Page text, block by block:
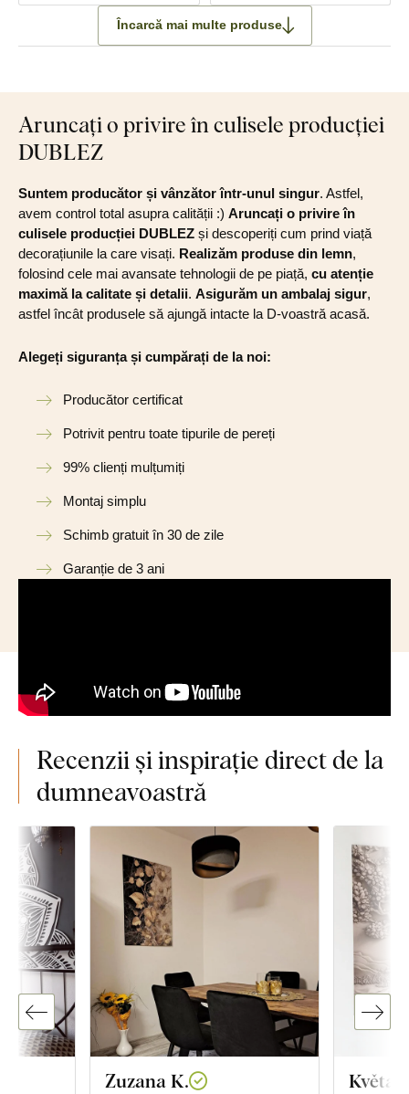
Încarcă mai multe produse
Aruncați o privire în culisele producției
DUBLEZ
Suntem producător și vânzător într-unul singur. Astfel,
avem control total asupra calității :) Aruncați o privire în
culisele producției DUBLEZ și descoperiți cum prind viață
decorațiunile la care visați. Realizăm produse din lemn,
folosind cele mai avansate tehnologii de pe piață, cu atenție
maximă la calitate și detalii. Asigurăm un ambalaj sigur,
astfel încât produsele să ajungă intacte la D-voastră acasă.
Alegeți siguranța și cumpărați de la noi:
Producător certificat
Potrivit pentru toate tipurile de pereți
99% clienți mulțumiți
Montaj simplu
Schimb gratuit în 30 de zile
Garanție de 3 ani
Recenzii și inspirație direct de la
dumneavoastră
Zuzana K. Květa